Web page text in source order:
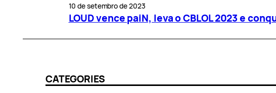
10 de setembro de 2023
LOUD vence paiN, leva o CBLOL 2023 e
CATEGORIES